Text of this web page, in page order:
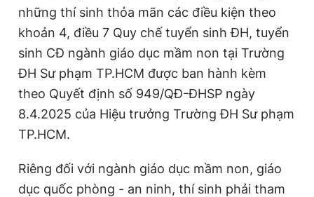
những thí sinh thỏa mãn các điều kiện theo
khoản 4, điều 7 Quy chế tuyển sinh ĐH, tuyển
sinh CĐ ngành giáo dục mầm non tại Trường
ĐH Sư phạm TP.HCM được ban hành kèm
theo Quyết định số 949/QĐ-ĐHSP ngày
8.4.2025 của Hiệu trưởng Trường ĐH Sư phạm
TP.HCM.
Riêng đối với ngành giáo dục mầm non, giáo
dục quốc phòng - an ninh, thí sinh phải tham